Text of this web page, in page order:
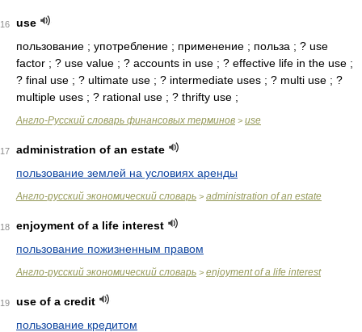
16
use
пользование ; употребление ; применение ; польза ; ? use
factor ; ? use value ; ? accounts in use ; ? effective life in the use ;
? final use ; ? ultimate use ; ? intermediate uses ; ? multi use ; ?
multiple uses ; ? rational use ; ? thrifty use ;
Англо-Русский словарь финансовых терминов > use
17
administration of an estate
пользование землей на условиях аренды
Англо-русский экономический словарь > administration of an estate
18
enjoyment of a life interest
пользование пожизненным правом
Англо-русский экономический словарь > enjoyment of a life interest
19
use of a credit
пользование кредитом